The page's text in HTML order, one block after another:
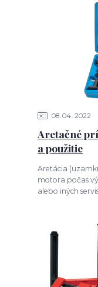
08 04 2022
Aretačné
a použitie
Aretácia
motora počas
alebo iných